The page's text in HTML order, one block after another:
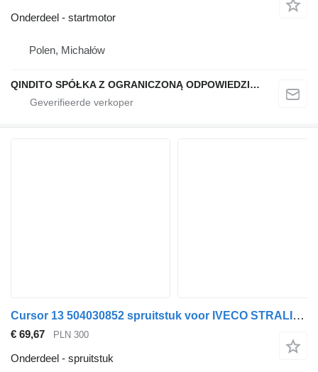
Onderdeel - startmotor
Polen, Michałów
QINDITO SPÓŁKA Z OGRANICZONĄ ODPOWIEDZIALNOŚCIĄ
Cursor 13 504030852 spruitstuk voor IVECO STRALIS trekker
€ 69,67 PLN 300
Onderdeel - spruitstuk